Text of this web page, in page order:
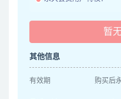
暂
其他信息
有效期 购买后